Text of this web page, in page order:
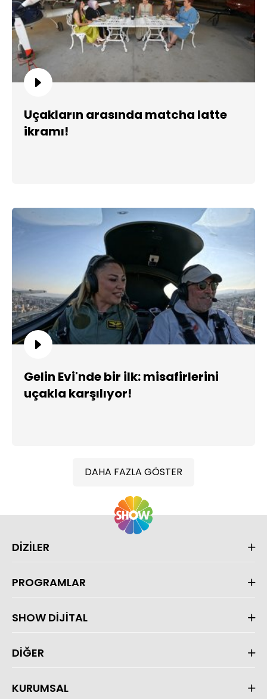
Uçakların arasında matcha latte
ikramı!
Gelin Evi'nde bir ilk: misafirlerini
uçakla karşılıyor!
DAHA FAZLA GÖSTER
DİZİLER
PROGRAMLAR
SHOW DİJİTAL
DİĞER
KURUMSAL